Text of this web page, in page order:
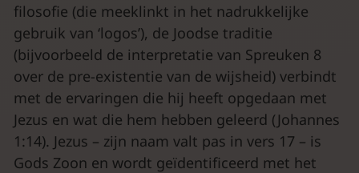
filosofie (die meeklinkt in het nadrukkelijke
gebruik van ‘logos’), de Joodse traditie
(bijvoorbeeld de interpretatie van Spreuken 8
over de pre-existentie van de wijsheid) verbindt
met de ervaringen die hij heeft opgedaan met
Jezus en wat die hem hebben geleerd (Johannes
1:14). Jezus – zijn naam valt pas in vers 17 – is
Gods Zoon en wordt geïdentificeerd met het